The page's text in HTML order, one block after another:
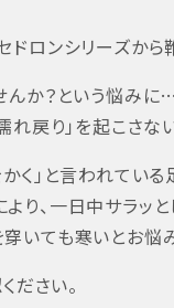
ドロンシリーズか
んか？という悩みに
れ戻り」を起こさ
く」と言われてい
り、一日中サラッ
いても寒いとお悩
ださい。